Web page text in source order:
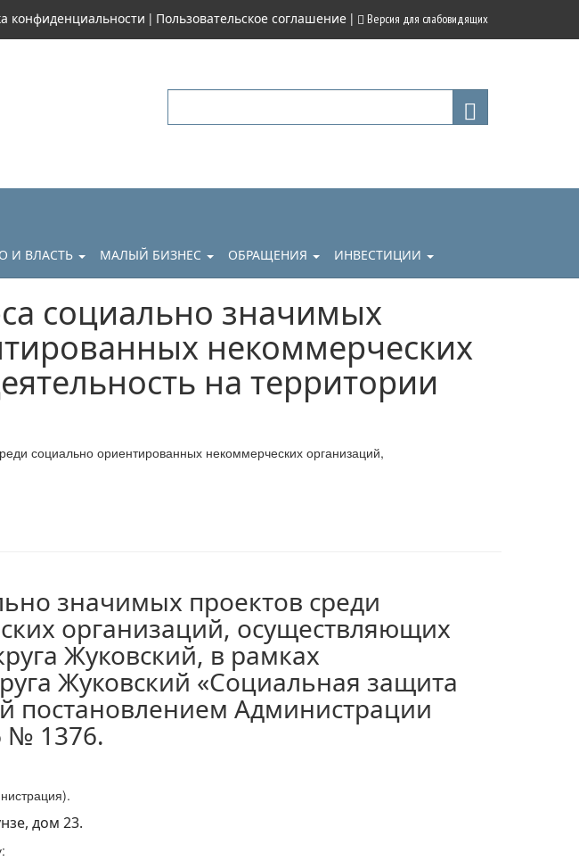
конфиденциальности | Пользовательское соглашение | Версия для слабовидящих
И ВЛАСТЬ МАЛЫЙ БИЗНЕС ОБРАЩЕНИЯ ИНВЕСТИЦИИ
социально значимых
некоммерческих
на территории
социально ориентированных некоммерческих организаций,
значимых проектов среди
организаций, осуществляющих
Жуковский, в рамках
Жуковский «Социальная защита
постановлением Администрации
№ 1376.
дом 23.